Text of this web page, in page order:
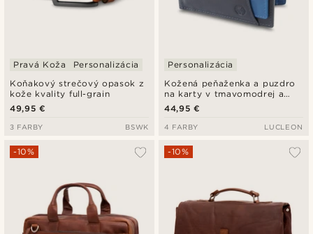
Koňakový strečový opasok z
kože kvality full-grain
Pravá Koža Personalizácia
49,95 €
3 FARBY BSWK
Kožená peňaženka a puzdro
na karty v tmavomodrej a
kobaltovomodrej farbe s
RFID Lincoln
Personalizácia
44,95 €
4 FARBY LUCLEON
-10% -10%